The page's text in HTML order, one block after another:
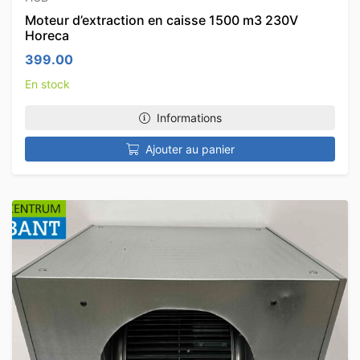
Moteur d’extraction en caisse 1500 m3 230V
Horeca
399.00
En stock
Informations
Ajouter au panier